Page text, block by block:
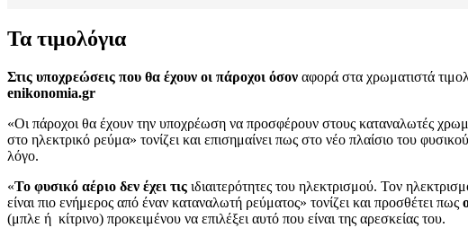
Τα τιμολόγια
Στις υποχρεώσεις που θα έχουν οι πάροχοι όσον αφορά στα χρωματιστά
enikonomia.gr
«Οι πάροχοι θα έχουν την υποχρέωση να προσφέρουν στους καταναλωτές
στο ηλεκτρικό ρεύμα» τονίζει και επισημαίνει πως στο νέο πλαίσιο του
λόγο.
«Το φυσικό αέριο δεν έχει τις ιδιαιτερότητες του ηλεκτρισμού. Τον
είναι πιο ενήμερος από έναν καταναλωτή ρεύματος» τονίζει και προσθέτει πως
(μπλε ή κίτρινο) προκειμένου να επιλέξει αυτό που είναι της αρεσκείας του.